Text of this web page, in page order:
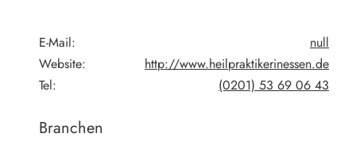
E-Mail:
null
Website:
http://www.heilpraktikerinessen.de
Tel:
(0201) 53 69 06 43
Branchen